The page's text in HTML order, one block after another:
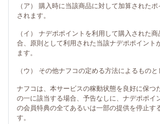
（ア） 購入時に当該商品に対して加算された
されます。
（イ） ナデポポイントを利用して購入された
合、原則として利用された当該ナデポポイント
ます。
（ウ） その他ナフコの定める方法によるものと
ナフコは、本サービスの稼動状態を良好に保つ
の一に該当する場合、予告なしに、ナデポポイ
の会員特典の全てあるいは一部の提供を停止す
す。